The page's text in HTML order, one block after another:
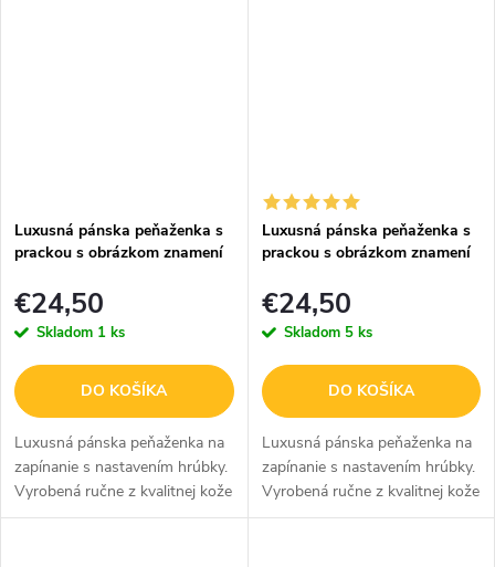
Luxusná pánska peňaženka s
prackou s obrázkom znamení
hnedá
€24,50
Skladom 1 ks
DO KOŠÍKA
Luxusná pánska peňaženka na
zapínanie s nastavením hrúbky.
Vyrobená ručne z kvalitnej kože
v čiernej farbe so
Luxusná pánska peňaženka s
prackou s obrázkom znamení
€24,50
Skladom 5 ks
DO KOŠÍKA
Luxusná pánska peňaženka na
zapínanie s nastavením hrúbky.
Vyrobená ručne z kvalitnej kože
v čiernej farbe so